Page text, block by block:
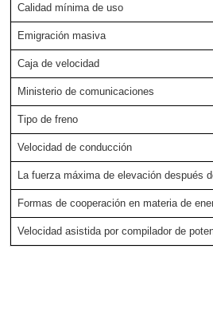
Calidad mínima de uso
Emigración masiva
Caja de velocidad
Ministerio de comunicaciones
Tipo de freno
Velocidad de conducción
La fuerza máxima de elevación después
Formas de cooperación en materia de
Velocidad asistida por compilador de